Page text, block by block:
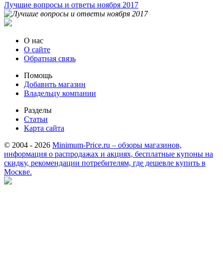
Лучшие вопросы и ответы ноября 2017
О нас
О сайте
Обратная связь
Помощь
Добавить магазин
Владельцу компании
Разделы
Статьи
Карта сайта
© 2004 - 2026 Minimum-Price.ru – обзоры магазинов,
информация о распродажах и акциях, бесплатные купоны на
скидку, рекомендации потребителям, где дешевле купить в
Москве.